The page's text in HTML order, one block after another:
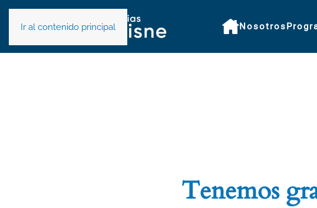
Ir al contenido principal Nosotros
Tenemos